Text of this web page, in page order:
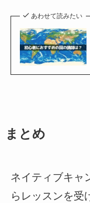
あわせて読みたい
まとめ
ネイティブキャ
らレッスンを受